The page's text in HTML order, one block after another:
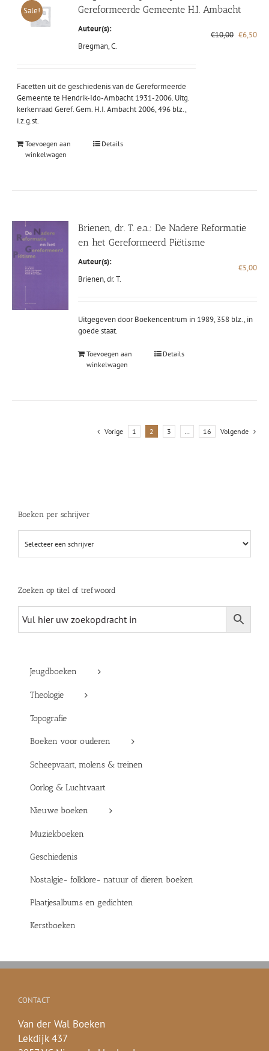
Sale!
Gereformeerde Gemeente H.I. Ambacht
Auteur(s):
Bregman, C.
€10,00 €6,50
Facetten uit de geschiedenis van de Gereformeerde
Gemeente te Hendrik-Ido-Ambacht 1931-2006. Uitg.
kerkenraad Geref. Gem. H.I. Ambacht 2006, 496 blz.,
i.z.g.st.
Toevoegen aan
winkelwagen
Details
Brienen, dr. T. e.a.: De Nadere Reformatie
en het Gereformeerd Piëtisme
Auteur(s):
Brienen, dr. T.
€5,00
Uitgegeven door Boekencentrum in 1989, 358 blz., in
goede staat.
Toevoegen aan
winkelwagen
Details
Vorige 1 2 3 … 16 Volgende
Boeken per schrijver
Zoeken op titel of trefwoord
Jeugdboeken
Theologie
Topografie
Boeken voor ouderen
Scheepvaart, molens & treinen
Oorlog & Luchtvaart
Nieuwe boeken
Muziekboeken
Geschiedenis
Nostalgie- folklore- natuur of dieren boeken
Plaatjesalbums en gedichten
Kerstboeken
CONTACT
Van der Wal Boeken
Lekdijk 437